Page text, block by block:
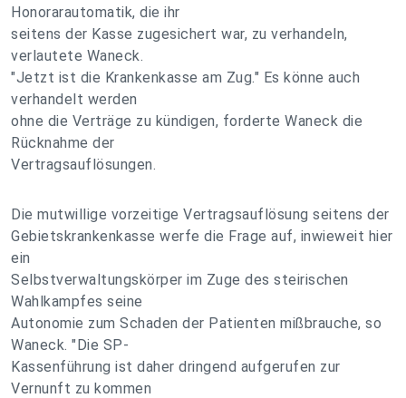
Honorarautomatik, die ihr
seitens der Kasse zugesichert war, zu verhandeln,
verlautete Waneck.
"Jetzt ist die Krankenkasse am Zug." Es könne auch
verhandelt werden
ohne die Verträge zu kündigen, forderte Waneck die
Rücknahme der
Vertragsauflösungen.
Die mutwillige vorzeitige Vertragsauflösung seitens der
Gebietskrankenkasse werfe die Frage auf, inwieweit hier
ein
Selbstverwaltungskörper im Zuge des steirischen
Wahlkampfes seine
Autonomie zum Schaden der Patienten mißbrauche, so
Waneck. "Die SP-
Kassenführung ist daher dringend aufgerufen zur
Vernunft zu kommen